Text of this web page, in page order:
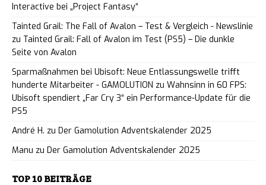
Interactive bei „Project Fantasy“
Tainted Grail: The Fall of Avalon – Test & Vergleich - Newslinie
zu Tainted Grail: Fall of Avalon im Test (PS5) – Die dunkle
Seite von Avalon
Sparmaßnahmen bei Ubisoft: Neue Entlassungswelle trifft
hunderte Mitarbeiter - GAMOLUTION zu Wahnsinn in 60 FPS:
Ubisoft spendiert „Far Cry 3“ ein Performance-Update für die
PS5
André H. zu Der Gamolution Adventskalender 2025
Manu zu Der Gamolution Adventskalender 2025
TOP 10 BEITRÄGE